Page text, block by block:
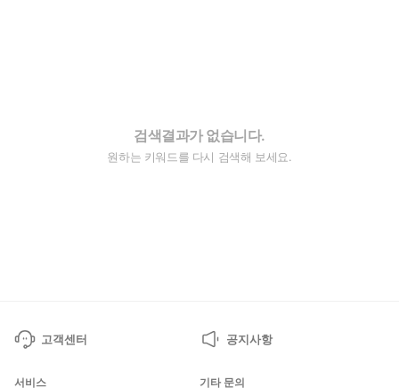
검색결과가 없습니다.
원하는 키워드를 다시 검색해 보세요.
고객센터 공지사항
서비스 기타 문의